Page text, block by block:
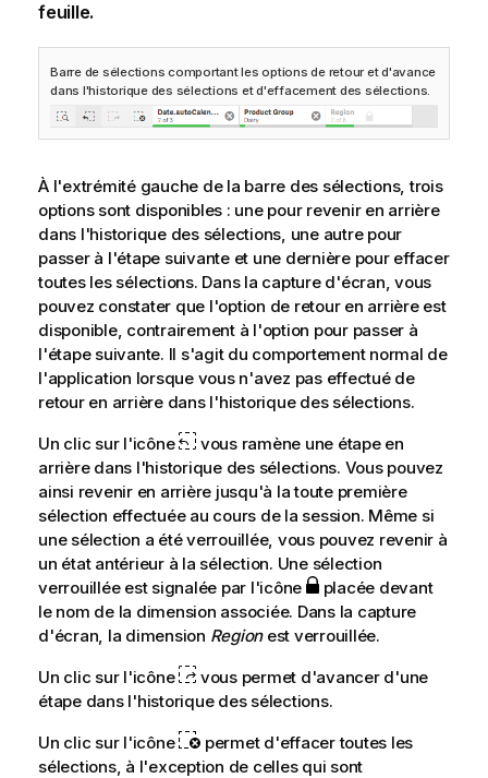
feuille.
Barre de sélections comportant les options de retour et d'avance
dans l'historique des sélections et d'effacement des sélections.
À l'extrémité gauche de la barre des sélections, trois
options sont disponibles : une pour revenir en arrière
dans l'historique des sélections, une autre pour
passer à l'étape suivante et une dernière pour effacer
toutes les sélections. Dans la capture d'écran, vous
pouvez constater que l'option de retour en arrière est
disponible, contrairement à l'option pour passer à
l'étape suivante. Il s'agit du comportement normal de
l'application lorsque vous n'avez pas effectué de
retour en arrière dans l'historique des sélections.
Un clic sur l'icône
vous ramène une étape en
arrière dans l'historique des sélections. Vous pouvez
ainsi revenir en arrière jusqu'à la toute première
sélection effectuée au cours de la session. Même si
une sélection a été verrouillée, vous pouvez revenir à
un état antérieur à la sélection. Une sélection
verrouillée est signalée par l'icône
placée devant
le nom de la dimension associée. Dans la capture
d'écran, la dimension Regionest verrouillée.
Un clic sur l'icône
vous permet d'avancer d'une
étape dans l'historique des sélections.
Un clic sur l'icône
permet d'effacer toutes les
sélections, à l'exception de celles qui sont